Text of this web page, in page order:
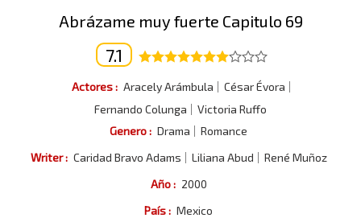
Abrázame muy fuerte Capitulo 69
7.1
Actores : Aracely Arámbula
César Évora
Fernando Colunga
Victoria Ruffo
Genero : Drama
Romance
Writer : Caridad Bravo Adams Liliana Abud
René Muñoz
Año : 2000
País : Mexico